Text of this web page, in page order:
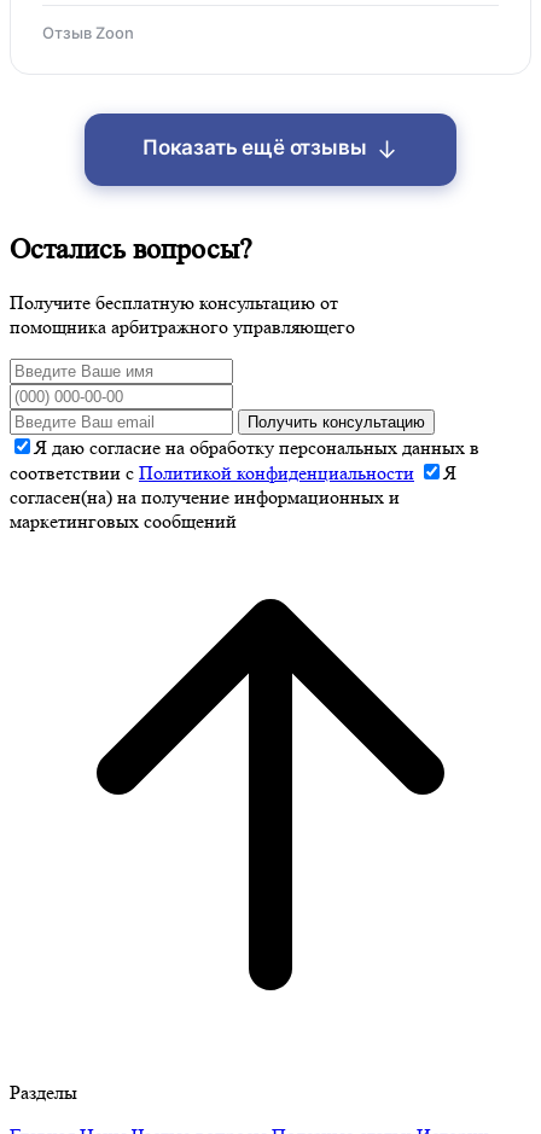
Отзыв Zoon
Показать ещё отзывы ↓
Остались вопросы?
Получите бесплатную консультацию от
помощника арбитражного управляющего
Получить консультацию
Я даю согласие на обработку персональных данных в
соответствии с Политикой конфиденциальности
Я
согласен(на) на получение информационных и
маркетинговых сообщений
Разделы